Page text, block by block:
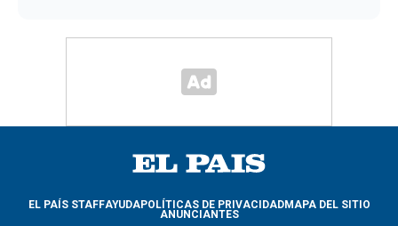
EL PAÍS STAFFAYUDAPOLÍTICAS DE PRIVACIDADMAPA DEL SITIO
ANUNCIANTES